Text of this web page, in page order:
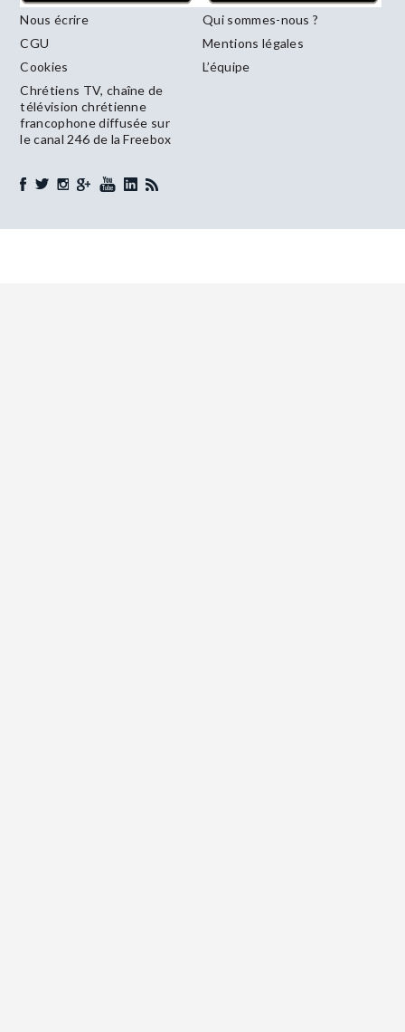
Nous écrire
Qui sommes-nous ?
CGU
Mentions légales
Cookies
L’équipe
Chrétiens TV, chaîne de
télévision chrétienne
francophone diffusée sur
le canal 246 de la Freebox